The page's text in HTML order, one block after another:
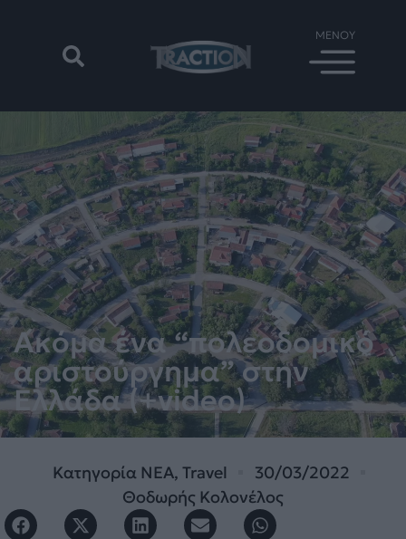
Ακόμα ένα “πολεοδομικό
αριστούργημα” στην
Ελλάδα (+video)
Κατηγορία ΝΕΑ, Travel
30/03/2022
Θοδωρής Κολονέλος